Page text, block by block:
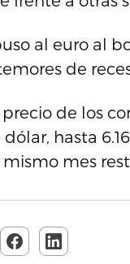
al euro al
de
precio de los
hasta
mes